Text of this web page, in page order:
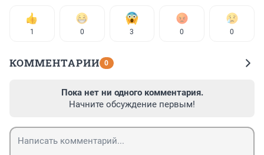
1 0 3 0 0
КОММЕНТАРИИ 0
Пока нет ни одного комментария.
Начните обсуждение первым!